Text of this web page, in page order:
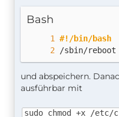
Bash
#!/bin/bash
/sbin/reboot
und abspeichern.
ausführbar mit
sudo chmod +x /